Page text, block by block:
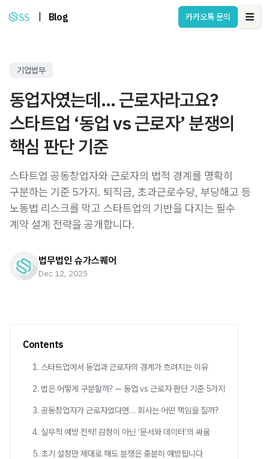
Blog 카카오톡 문의
기업법무
동업자였는데… 근로자라고요?
스타트업 ‘동업 vs 근로자’ 분쟁의
핵심 판단 기준
스타트업 공동창업자와 근로자의 법적 경계를 명확히
구분하는 기준 5가지. 퇴직금, 초과근로수당, 부당해고 등
노동법 리스크를 막고 스타트업의 기반을 다지는 필수
계약 설계 전략을 공개합니다.
법무법인 슈가스퀘어
Dec 12, 2025
Contents
1. 스타트업에서 동업과 근로자의 경계가 흐려지는 이유
2. 법은 어떻게 구분할까? — 동업 vs 근로자 판단 기준 5가지
3. 공동창업자가 근로자였다면… 회사는 어떤 책임을 질까?
4. 실무적 예방 전략! 감정이 아닌 ‘문서와 데이터’의 싸움
5. 초기 설정만 제대로 해도 분쟁은 충분히 예방됩니다